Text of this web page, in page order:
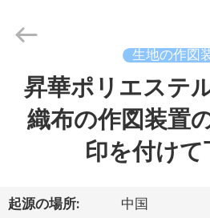
製
2015
Supplier
生地の作図
昇華ポリエステ
織布の作図装置
印を付け
起源の場所: 中国